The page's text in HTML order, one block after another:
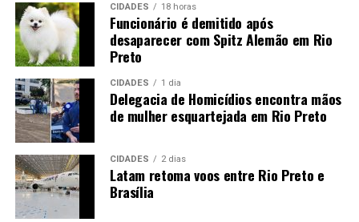
CIDADES 18 horas
Funcionário é demitido após
desaparecer com Spitz Alemão em Rio
Preto
CIDADES 1 dia
Delegacia de Homicídios encontra mãos
de mulher esquartejada em Rio Preto
CIDADES 2 dias
Latam retoma voos entre Rio Preto e
Brasília